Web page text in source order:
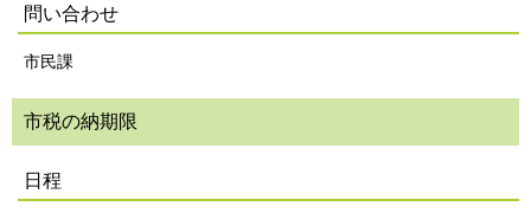
問い合わせ
市民課
市税の納期限
日程